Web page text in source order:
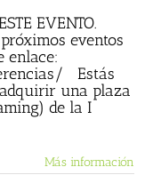
EVENTO.
eventos
enlace:
Estás
una plaza
de la I
Más información